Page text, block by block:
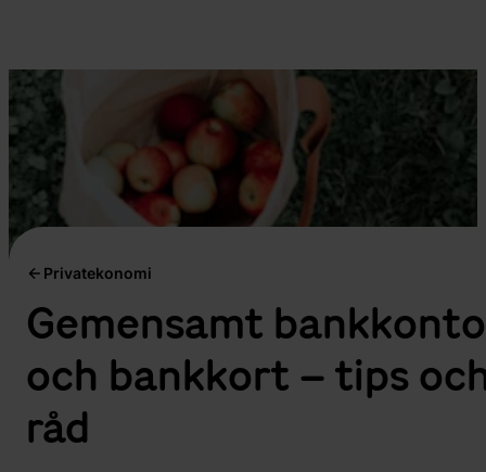
Privatekonomi
Gemensamt bankkonto
och bankkort – tips
råd